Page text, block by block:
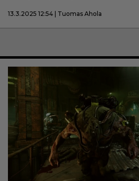
13.3.2025 12:54 | Tuomas Ahola